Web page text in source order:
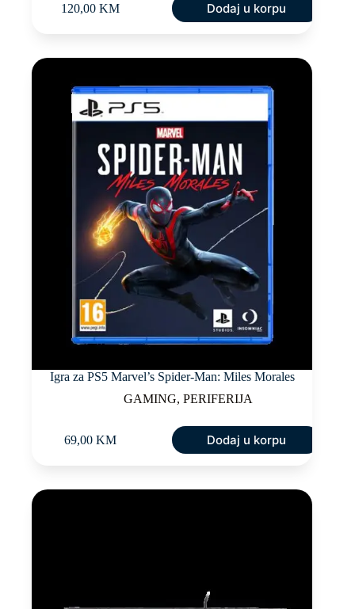
120,00 KM Dodaj u korpu
Igra za PS5 Marvel’s Spider-Man: Miles Morales
GAMING, PERIFERIJA
69,00 KM Dodaj u korpu